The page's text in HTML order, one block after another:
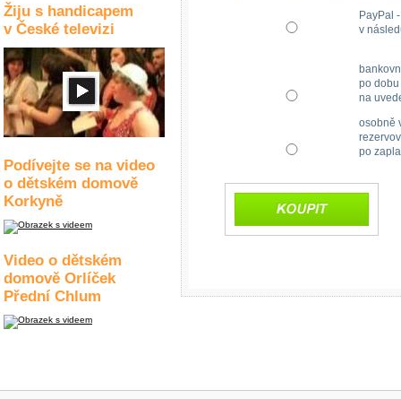
Žiju s handicapem
v České televizi
Podívejte se na video
o dětském domově
Korkyně
Video o dětském
domově Orlíček
Přední Chlum
PayPal
v
po
na
osobně
po